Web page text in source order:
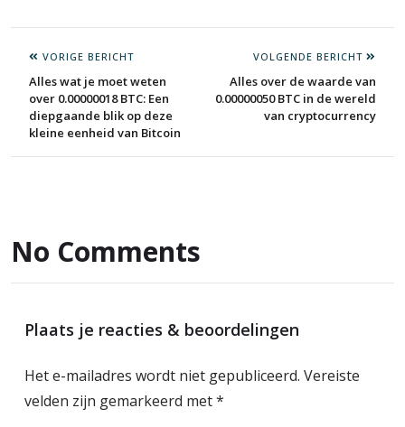
VORIGE BERICHT
Alles wat je moet weten
over 0.00000018 BTC: Een
diepgaande blik op deze
kleine eenheid van Bitcoin
VOLGENDE BERICHT
Alles over de waarde van
0.00000050 BTC in de wereld
van cryptocurrency
No Comments
Plaats je reacties & beoordelingen
Het e-mailadres wordt niet gepubliceerd. Vereiste
velden zijn gemarkeerd met*